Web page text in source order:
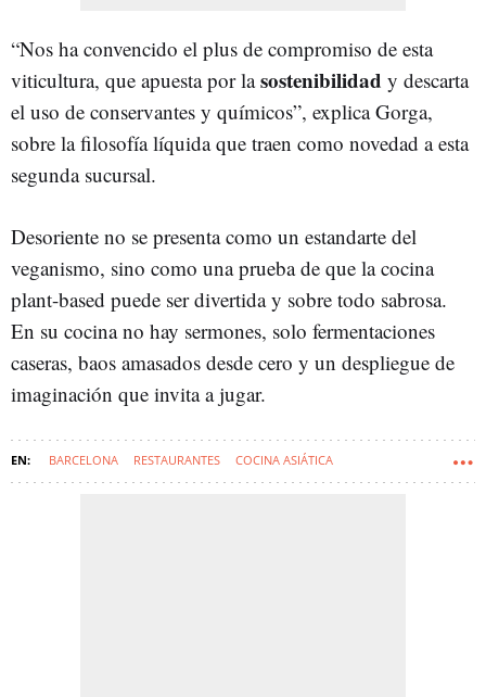
“Nos ha convencido el plus de compromiso de esta
viticultura, que apuesta por lasostenibilidad y descarta
el uso de conservantes y químicos”, explica Gorga,
sobre la filosofía líquida que traen como novedad a esta
segunda sucursal.
Desoriente no se presenta como un estandarte del
veganismo, sino como una prueba de que la cocina
plant-based puede ser divertida y sobre todo sabrosa.
En su cocina no hay sermones, solo fermentaciones
caseras, baos amasados desde cero y un despliegue de
imaginación que invita a jugar.
BARCELONA RESTAURANTES COCINA ASIÁTICA